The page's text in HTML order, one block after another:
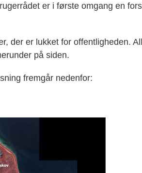
er i første omgang en
der er lukket for offentligheden.
på siden.
fremgår nedenfor: